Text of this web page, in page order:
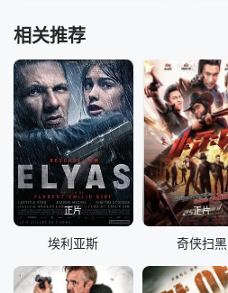
相关推荐
正片
埃利亚斯
正片
奇侠扫黑